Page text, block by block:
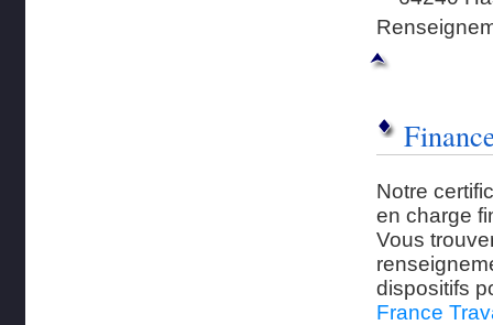
Notre
en charge
Vous
dispositifs
France